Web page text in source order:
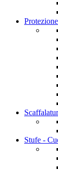
Stufe -